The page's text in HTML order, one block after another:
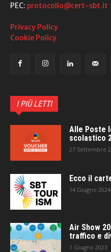
PEC: protocollo@cert-sbt.it
Privacy Policy
Cookie Policy
I PIÙ LETTI
Alle Poste
scolastico
27 Settembre
Ecco il
14 Giugno 2024
Air Show
traffico e
1 Giugno 2023